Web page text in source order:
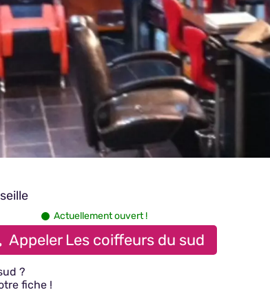
Actuellement ouvert !
Appeler Les coiffeurs du sud
?
fiche !